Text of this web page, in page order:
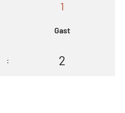
1
Gast
: 2